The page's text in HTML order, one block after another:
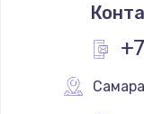
Самара